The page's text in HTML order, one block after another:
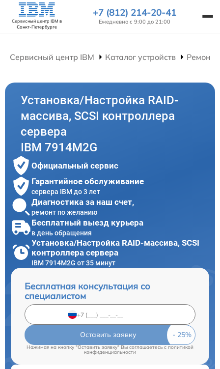
Сервисный центр IBM в
Санкт-Петербурге
+7 (812) 214-20-41
Ежедневно с 9:00 до 21:00
Сервисный центр IBM Каталог устройств Ремонт
Установка/Настройка RAID-
массива, SCSI контроллера
сервера
IBM 7914M2G
Официальный сервис
Гарантийное обслуживание
сервера IBM до 3 лет
Диагностика за наш счет,
ремонт по желанию
Бесплатный выезд курьера
в день обращения
Установка/Настройка RAID-массива, SCSI
контроллера сервера
IBM 7914M2G от 35 минут
Бесплатная консультация со
специалистом
Оставить заявку
Нажимая на кнопку "Оставить заявку" Вы соглашаетесь c политикой
конфиденциальности